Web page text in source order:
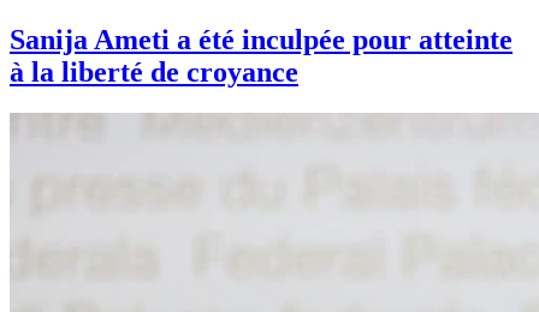
Sanija Ameti a été inculpée pour atteinte
à la liberté de croyance